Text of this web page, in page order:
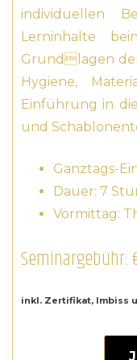
individuellen
Lerninhalte
Grundlagen
Hygiene,
Einführung in
und
Ganztags-
Dauer: 7
Vormittag:
Seminargebühr:
inkl. Zertifikat, Imbiss